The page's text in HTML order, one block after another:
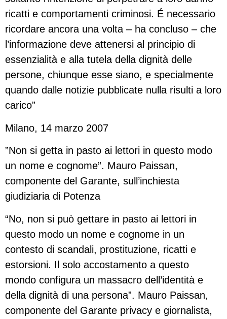
ricatti e comportamenti criminosi. É necessario
ricordare ancora una volta – ha concluso – che
l’informazione deve attenersi al principio di
essenzialità e alla tutela della dignità delle
persone, chiunque esse siano, e specialmente
quando dalle notizie pubblicate nulla risulti a loro
carico”
Milano, 14 marzo 2007
”Non si getta in pasto ai lettori in questo modo
un nome e cognome”. Mauro Paissan,
componente del Garante, sull’inchiesta
giudiziaria di Potenza
“No, non si può gettare in pasto ai lettori in
questo modo un nome e cognome in un
contesto di scandali, prostituzione, ricatti e
estorsioni. Il solo accostamento a questo
mondo configura un massacro dell’identità e
della dignità di una persona”. Mauro Paissan,
componente del Garante privacy e giornalista,